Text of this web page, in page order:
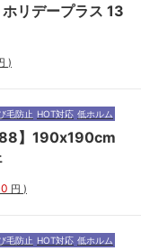
リデープラス 13
)
毛防止 HOT対応 低ホルム
】190x190cm
円 )
毛防止 HOT対応 低ホルム